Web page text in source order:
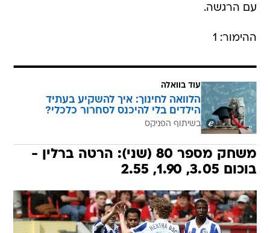
עם הרגשה.
ההימור: 1
עוד בוואלה
הלוואה לחינוך: איך להשקיע בעתיד
הילדים בלי להיכנס לסחרור כלכלי?
בשיתוף הפניקס
משחק מספר 80 (שני): הרטה ברלין -
בוכום 3.05, 1.90, 2.55